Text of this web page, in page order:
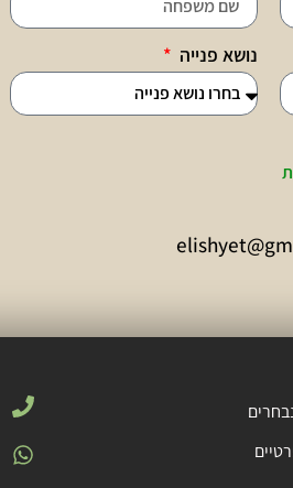
נושא פנייה